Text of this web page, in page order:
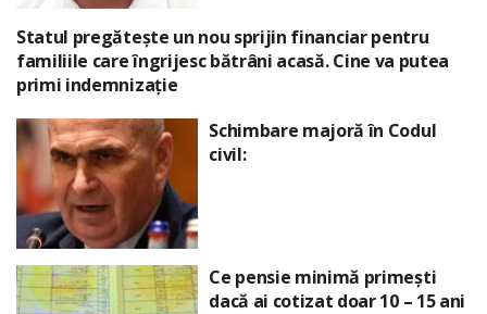
Statul pregătește un nou sprijin financiar pentru
familiile care îngrijesc bătrâni acasă. Cine va putea
primi indemnizație
Schimbare majoră în Codul
civil:
Ce pensie minimă primești
dacă ai cotizat doar 10 – 15 ani